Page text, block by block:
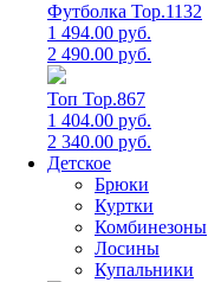
Футболка Top.1132
1 494.00 руб.
2 490.00 руб.
Топ Top.867
1 404.00 руб.
2 340.00 руб.
Детское
Брюки
Куртки
Комбинезоны
Лосины
Купальники